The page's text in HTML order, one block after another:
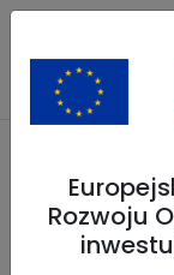
Strona główna>>
Rozwoju